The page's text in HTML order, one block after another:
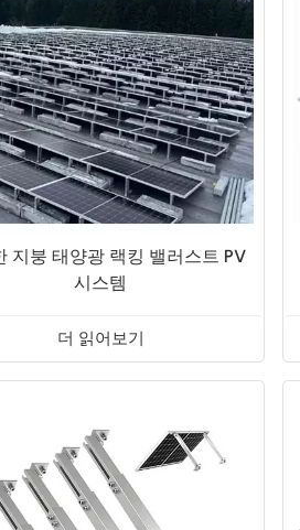
지붕 태양광 랙킹 밸러스트 PV
시스템
더 읽어보기